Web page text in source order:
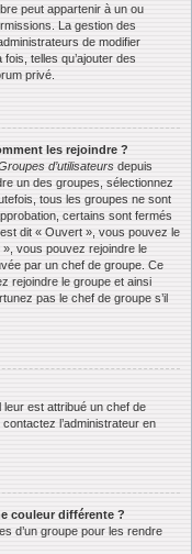
peut appartenir à un ou
La gestion des
de modifier
telles qu’ajouter des
privé.
les rejoindre ?
d’utilisateurs depuis
un des groupes, sélectionnez
tous les groupes ne sont
certains sont fermés
dit « Ouvert », vous pouvez le
», vous pouvez rejoindre le
par un chef de groupe. Ce
rejoindre le groupe et ainsi
pas le chef de groupe s’il
leur est attribué un chef de
l’administrateur en
couleur différente ?
d’un groupe pour les rendre